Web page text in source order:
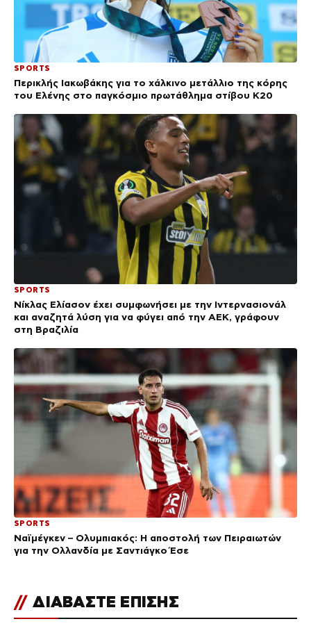
SPORTS
Περικλής Ιακωβάκης για το χάλκινο μετάλλιο της κόρης
του Ελένης στο παγκόσμιο πρωτάθλημα στίβου Κ20
SPORTS
Νίκλας Ελίασον έχει συμφωνήσει με την Ιντερνασιονάλ
και αναζητά λύση για να φύγει από την ΑΕΚ, γράφουν
στη Βραζιλία
SPORTS
Ναϊμέγκεν – Ολυμπιακός: Η αποστολή των Πειραιωτών
για την Ολλανδία με Σαντιάγκο Έσε
// ΔΙΑΒΑΣΤΕ ΕΠΙΣΗΣ